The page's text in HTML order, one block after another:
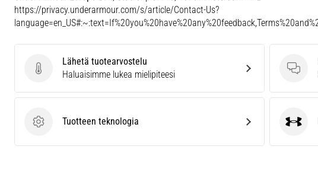
https://privacy.underarmour.com/s/article/Contact-Us?
Lähetä tuotearvostelu
Lähetä tuotearvostelu
Haluaisimme lukea mielipiteesi
Tuotteen teknologia
Tuotteen teknologia Under